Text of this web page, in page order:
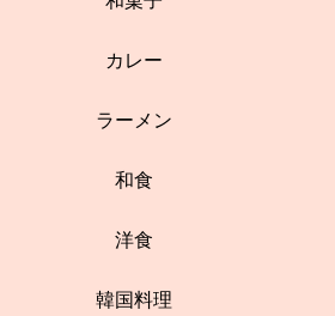
カレー
ラーメン
和食
洋食
韓国料理